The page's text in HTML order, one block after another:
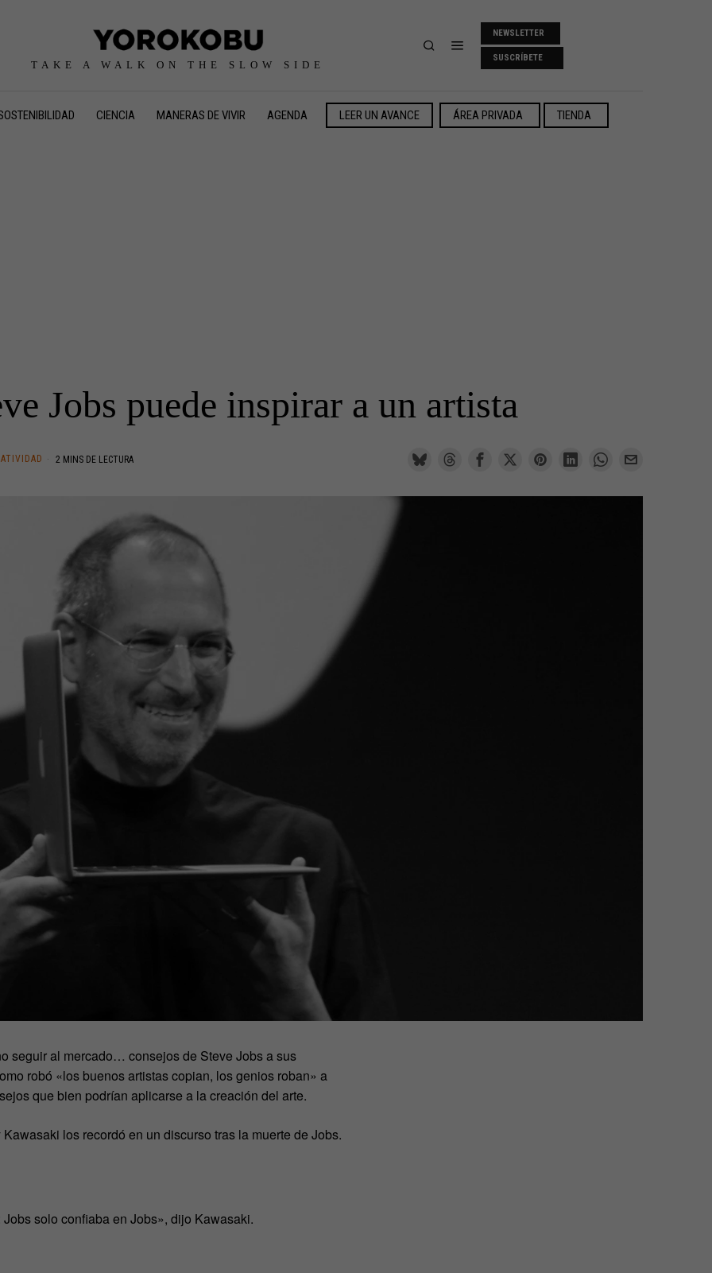
TAKE A WALK ON THE SLOW SIDE
NEWSLETTER
SUSCRÍBETE
CIENCIA MANERAS DE VIVIR AGENDA LEER UN AVANCE ÁREA PRIVADA TIENDA
Jobs puede inspirar a un artista
2 MINS DE LECTURA
seguir al mercado… consejos de Steve Jobs a sus
robó «los buenos artistas copian, los genios roban» a
que bien podrían aplicarse a la creación del arte.
los recordó en un discurso tras la muerte de Jobs.
solo confiaba en Jobs», dijo Kawasaki.